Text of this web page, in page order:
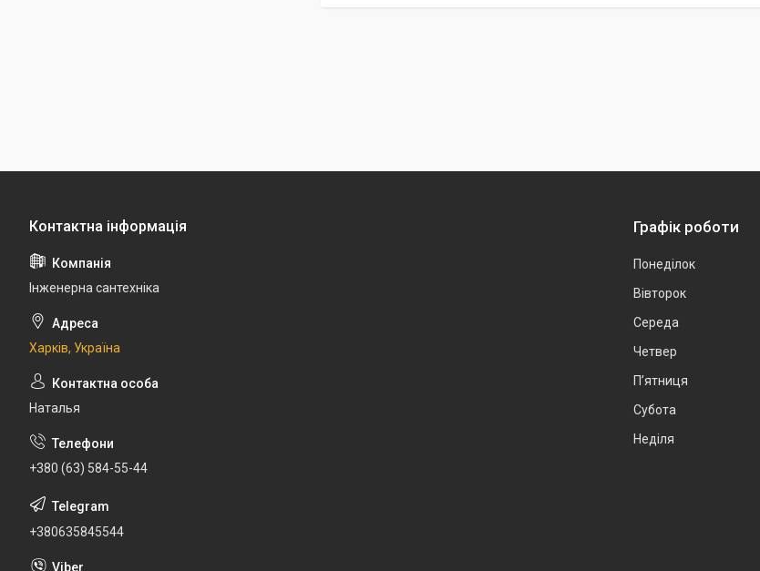
Інженерна сантехніка
Харків, Україна
Наталья
+380 (63) 584-55-44
+380635845544
Графік роботи
Понеділок
Вівторок
Середа
Четвер
Пʼятниця
Субота
Неділя